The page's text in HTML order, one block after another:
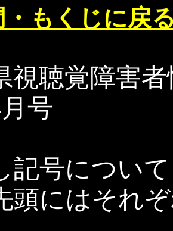
もくじに戻
視聴覚障害
号
記号につい
頭にはそれ